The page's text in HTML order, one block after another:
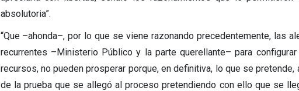
absolutoria”.
“Que –ahonda–, por lo que se viene razonando precedentemente, las
recurrentes –Ministerio Público y la parte querellante– para
recursos, no pueden prosperar porque, en definitiva, lo que se
de la prueba que se allegó al proceso pretendiendo con ello que se